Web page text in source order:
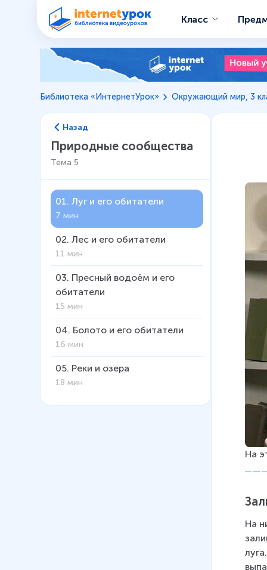
Класс
Библиотека «ИнтернетУрок» Окружающий мир, 3
Назад
Природные сообщества
Тема 5
01. Луг и его обитатели
7 мин
02. Лес и его обитатели
11 мин
03. Пресный водоём и его
обитатели
15 мин
04. Болото и его обитатели
16 мин
05. Реки и озера
18 мин
На
На